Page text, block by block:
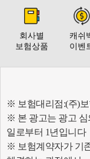
회사별
보험상품
캐쉬
이벤
※ 보험대리점:(주)보
※ 본 광고는 광고 심
일로부터 1년입니다
※ 보험계약자가 기